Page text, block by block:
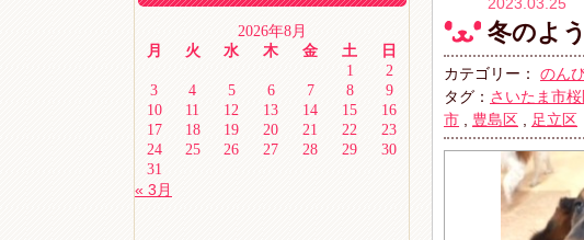
2026年8月
月
火 水 木 金 土
日
1
2
3
4 5 6 7 8
9
10
11 12 13 14 15
16
17
18 19 20 21 22
23
24
25 26 27 28 29
30
31
« 3月
冬のよ
カテゴリー： のん
タグ： さいたま市
市
豊島区 足立区